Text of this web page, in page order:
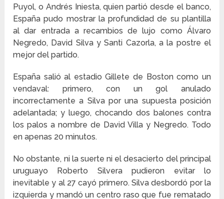
Puyol, o Andrés Iniesta, quien partió desde el banco,
España pudo mostrar la profundidad de su plantilla
al dar entrada a recambios de lujo como Álvaro
Negredo, David Silva y Santi Cazorla, a la postre el
mejor del partido.
España salió al estadio Gillete de Boston como un
vendaval: primero, con un gol anulado
incorrectamente a Silva por una supuesta posición
adelantada; y luego, chocando dos balones contra
los palos a nombre de David Villa y Negredo. Todo
en apenas 20 minutos.
No obstante, ni la suerte ni el desacierto del principal
uruguayo Roberto Silvera pudieron evitar lo
inevitable y al 27 cayó primero. Silva desbordó por la
izquierda y mandó un centro raso que fue rematado